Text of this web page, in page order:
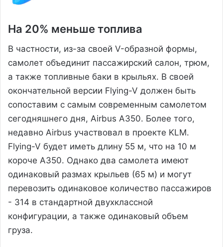
На 20% меньше топлива
В частности, из-за своей V-образной формы,
самолет объединит пассажирский салон, трюм,
а также топливные баки в крыльях. В своей
окончательной версии Flying-V должен быть
сопоставим с самым современным самолетом
сегодняшнего дня, Airbus A350. Более того,
недавно Airbus участвовал в проекте KLM.
Flying-V будет иметь длину 55 м, что на 10 м
короче A350. Однако два самолета имеют
одинаковый размах крыльев (65 м) и могут
перевозить одинаковое количество пассажиров
- 314 в стандартной двухклассной
конфигурации, а также одинаковый объем
груза.